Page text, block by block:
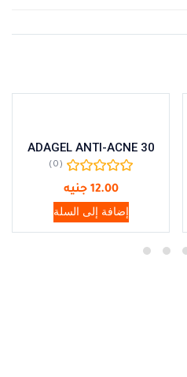
ADAGEL ANTI-ACNE 30
(0)
12.00 جنيه
إضافة إلى السلة